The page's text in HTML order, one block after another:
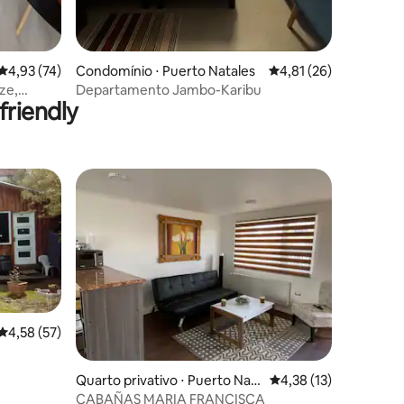
de uma avaliação média de 5, 74 avaliações
4,93 (74)
Condomínio ⋅ Puerto Natales 4,81 de uma
4,81 (26)
Departamento Jambo-Karibu
de uma avaliação média de 5, 57 avaliações
4,58 (57)
Quarto privativo ⋅ Puerto Nat
ales
4,38 de uma
4,38 (13)
CABAÑAS MARIA FRANCISCA